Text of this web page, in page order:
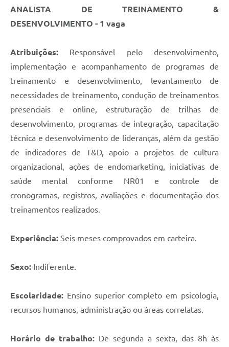
ANALISTA DE TREINAMENTO &
DESENVOLVIMENTO - 1 vaga
Atribuições: Responsável pelo desenvolvimento,
implementação e acompanhamento de programas de
treinamento e desenvolvimento, levantamento de
necessidades de treinamento, condução de treinamentos
presenciais e online, estruturação de trilhas de
desenvolvimento, programas de integração, capacitação
técnica e desenvolvimento de lideranças, além da gestão
de indicadores de T&D, apoio a projetos de cultura
organizacional, ações de endomarketing, iniciativas de
saúde mental conforme NR01 e controle de
cronogramas, registros, avaliações e documentação dos
treinamentos realizados.
Experiência: Seis meses comprovados em carteira.
Sexo: Indiferente.
Escolaridade: Ensino superior completo em psicologia,
recursos humanos, administração ou áreas correlatas.
Horário de trabalho: De segunda a sexta, das 8h às